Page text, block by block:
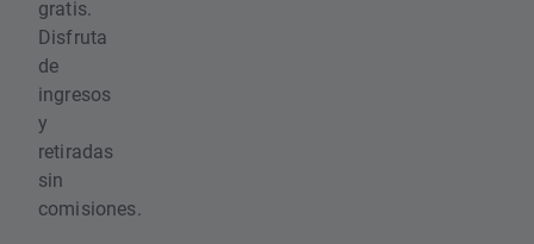
gratis.
Disfruta
de
ingresos
y
retiradas
sin
comisiones.